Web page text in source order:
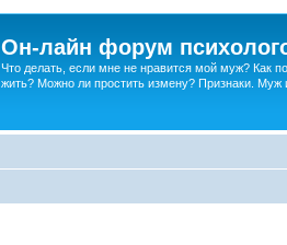
Он-лайн форум
Что делать, если мне не нравится мой муж? Как
жить? Можно ли простить измену? Признаки. Муж